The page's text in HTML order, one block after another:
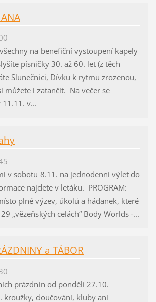
na benefiční vystoupení kapely
písničky 30. až 60. let (z těch
Slunečnici, Dívku k rytmu zrozenou,
můžete i zatančit. Na večer se
v...
v sobotu 8.11. na jednodenní výlet do
najdete v letáku. PROGRAM:
plné výzev, úkolů a hádanek, které
„vězeňských celách“ Body Worlds -...
a TÁBOR
prázdnin od pondělí 27.10.
kroužky, doučování, kluby ani